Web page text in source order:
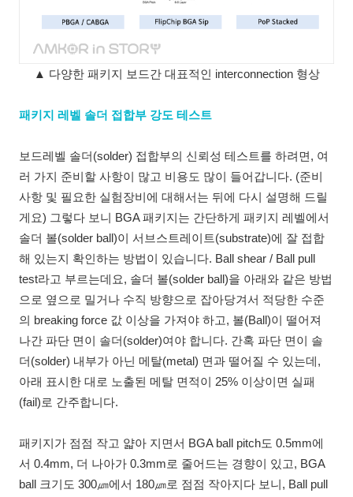
▲ 다양한 패키지 보드간 대표적인 interconnection 형상
패키지 레벨 솔더 접합부 강도 테스트
보드레벨 솔더(solder) 접합부의 신뢰성 테스트를 하려면, 여
러 가지 준비할 사항이 많고 비용도 많이 들어갑니다. (준비
사항 및 필요한 실험장비에 대해서는 뒤에 다시 설명해 드릴
게요) 그렇다 보니 BGA 패키지는 간단하게 패키지 레벨에서
솔더 볼(solder ball)이 서브스트레이트(substrate)에 잘 접합
해 있는지 확인하는 방법이 있습니다. Ball shear / Ball pull
test라고 부르는데요, 솔더 볼(solder ball)을 아래와 같은 방법
으로 옆으로 밀거나 수직 방향으로 잡아당겨서 적당한 수준
의 breaking force 값 이상을 가져야 하고, 볼(Ball)이 떨어져
나간 파단 면이 솔더(solder)여야 합니다. 간혹 파단 면이 솔
더(solder) 내부가 아닌 메탈(metal) 면과 떨어질 수 있는데,
아래 표시한 대로 노출된 메탈 면적이 25% 이상이면 실패
(fail)로 간주합니다.
패키지가 점점 작고 얇아 지면서 BGA ball pitch도 0.5mm에
서 0.4mm, 더 나아가 0.3mm로 줄어드는 경향이 있고, BGA
ball 크기도 300㎛에서 180㎛로 점점 작아지다 보니, Ball pull